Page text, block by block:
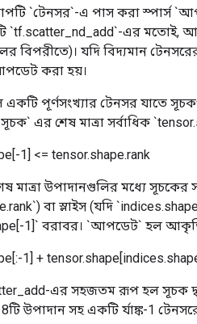
`টেনসর`-এ পাস করা স্পার্স
`tf.scatter_nd_add`-এর মতোই,
বিপরীতে)। যদি বিদ্যমান
করা হয়।
একটি পূর্ণসংখ্যার টেনসর যাতে
এর শেষ মাত্রা সর্বাধিক
1] <= tensor.shape.rank
মাত্রা উপাদানগুলির মধ্যে সূচকের
বা স্লাইস (যদি
1]` বরাবর। `আপডেট` হল
1] +
এর সহজতম রূপ হল সূচক
উপাদান সহ একটি র্যাঙ্ক-1